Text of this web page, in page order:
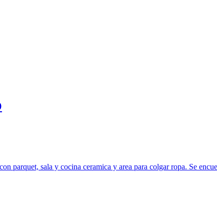
parquet, sala y cocina ceramica y area para colgar ropa. Se